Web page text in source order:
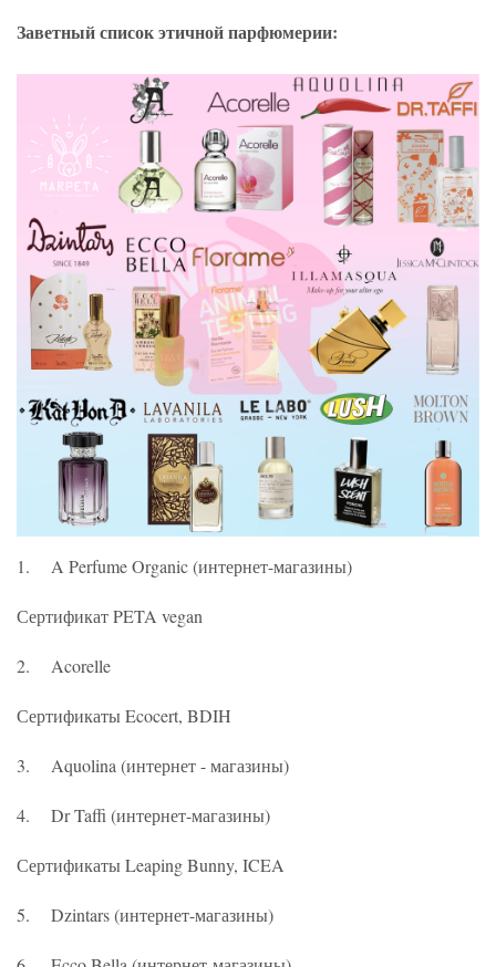
Заветный список этичной парфюмерии:
1. A Perfume Organic (интернет-магазины)
Сертификат PETA vegan
2. Acorelle
Сертификаты Ecocert, BDIH
3. Aquolina (интернет - магазины)
4. Dr Taffi (интернет-магазины)
Сертификаты Leaping Bunny, ICEA
5. Dzintars (интернет-магазины)